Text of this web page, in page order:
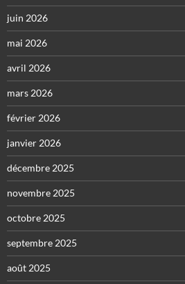
juin 2026
mai 2026
avril 2026
mars 2026
février 2026
janvier 2026
décembre 2025
novembre 2025
octobre 2025
septembre 2025
août 2025